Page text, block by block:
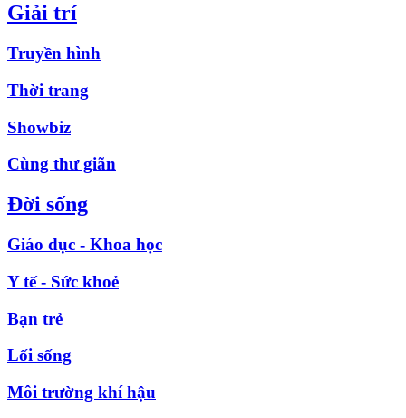
Giải trí
Truyền hình
Thời trang
Showbiz
Cùng thư giãn
Đời sống
Giáo dục - Khoa học
Y tế - Sức khoẻ
Bạn trẻ
Lối sống
Môi trường khí hậu